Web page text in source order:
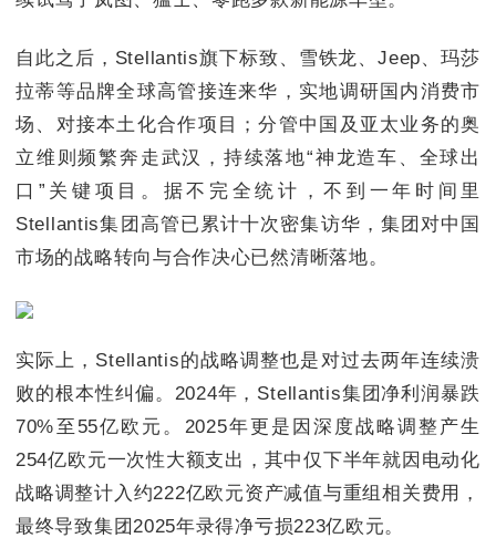
自此之后，Stellantis旗下标致、雪铁龙、Jeep、玛莎
拉蒂等品牌全球高管接连来华，实地调研国内消费市
场、对接本土化合作项目；分管中国及亚太业务的奥
立维则频繁奔走武汉，持续落地“神龙造车、全球出
口”关键项目。据不完全统计，不到一年时间里
Stellantis集团高管已累计十次密集访华，集团对中国
市场的战略转向与合作决心已然清晰落地。
实际上，Stellantis的战略调整也是对过去两年连续溃
败的根本性纠偏。2024年，Stellantis集团净利润暴跌
70%至55亿欧元。2025年更是因深度战略调整产生
254亿欧元一次性大额支出，其中仅下半年就因电动化
战略调整计入约222亿欧元资产减值与重组相关费用，
最终导致集团2025年录得净亏损223亿欧元。